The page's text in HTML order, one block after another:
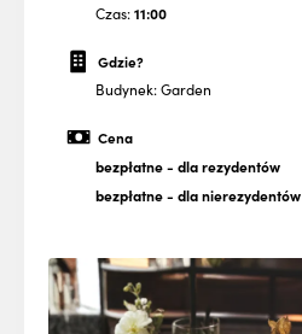
Czas:11:00
Gdzie?
Budynek: Garden
Cena
bezpłatne- dla rezydentów
bezpłatne- dla nierezydentów